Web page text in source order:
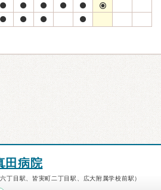
田病院
丁目駅、皆実町二丁目駅、広大附属学校前駅）